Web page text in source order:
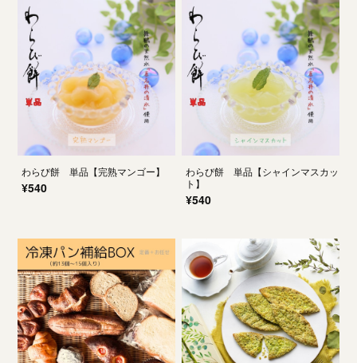
わらび餅 単品【完熟マンゴー】
¥540
わらび餅 単品【シャインマスカッ
ト】
¥540